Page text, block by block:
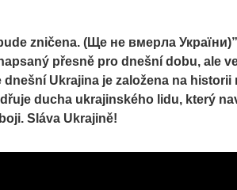
zničena. (Ще не вмерла
přesně pro dnešní dobu, ale
dnešní Ukrajina je založena na
ducha ukrajinského lidu, který
Sláva Ukrajině!